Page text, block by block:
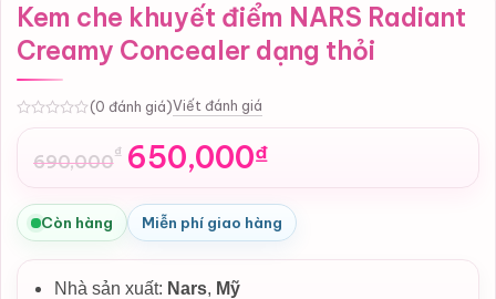
Kem che khuyết điểm NARS Radiant
Creamy Concealer dạng thỏi
(0 đánh giá)Viết đánh giá
690,000₫
Giá
gốc
là:
690,000₫.
650,000₫
Giá
hiện
tại
là:
650,000₫.
Còn hàng Miễn phí giao hàng
Nhà sản xuất: Nars, Mỹ